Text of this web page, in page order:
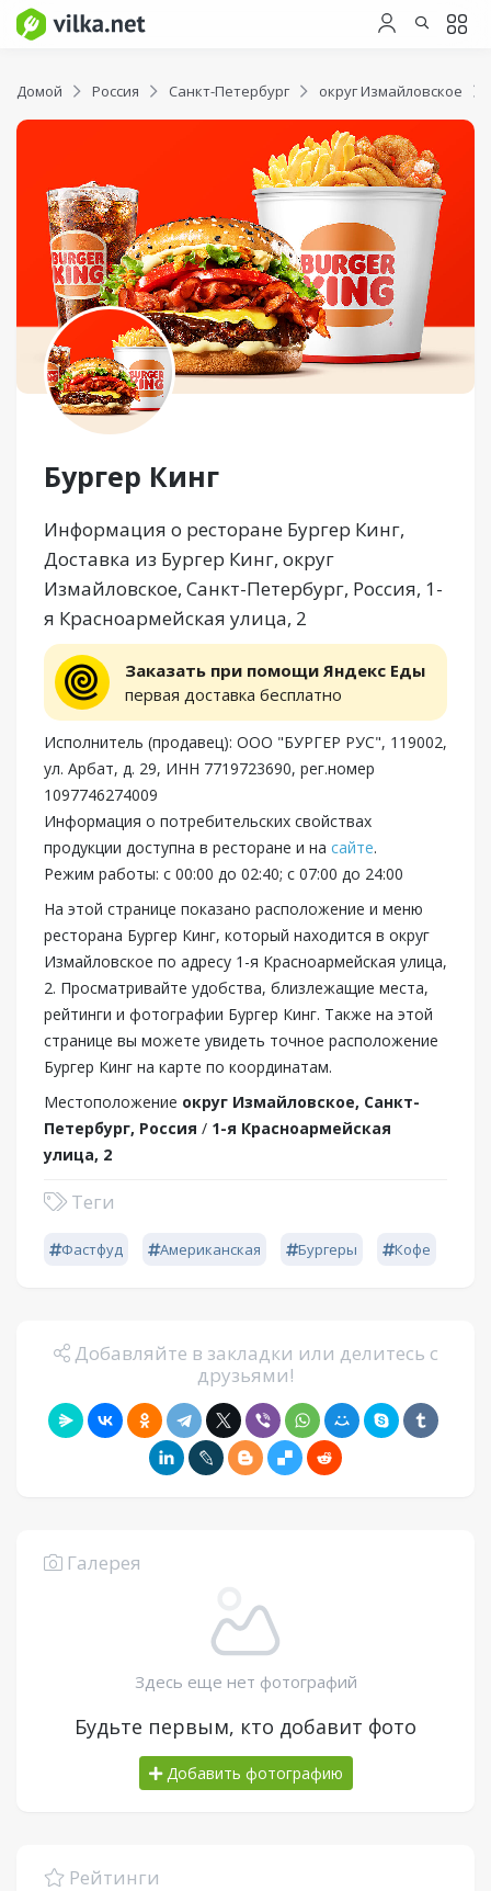
Домой Россия Санкт-Петербург округ Измайловское
Бургер Кинг
Информация о ресторане Бургер Кинг,
Доставка из Бургер Кинг, округ
Измайловское, Санкт-Петербург, Россия, 1-
я Красноармейская улица, 2
Заказать при помощи Яндекс Еды
первая доставка бесплатно
Исполнитель (продавец): ООО "БУРГЕР РУС", 119002,
ул. Арбат, д. 29, ИНН 7719723690, рег.номер
1097746274009
Информация о потребительских свойствах
продукции доступна в ресторане и на сайте.
Режим работы: с 00:00 до 02:40; с 07:00 до 24:00
На этой странице показано расположение и меню
ресторана Бургер Кинг, который находится в округ
Измайловское по адресу 1-я Красноармейская улица,
2. Просматривайте удобства, близлежащие места,
рейтинги и фотографии Бургер Кинг. Также на этой
странице вы можете увидеть точное расположение
Бургер Кинг на карте по координатам.
Местоположение округ Измайловское, Санкт-
Петербург, Россия / 1-я Красноармейская
улица, 2
Теги
Фастфуд Американская Бургеры Кофе
Добавляйте в закладки или делитесь с
друзьями!
Галерея
Здесь еще нет фотографий
Будьте первым, кто добавит фото
Добавить фотографию
Рейтинги